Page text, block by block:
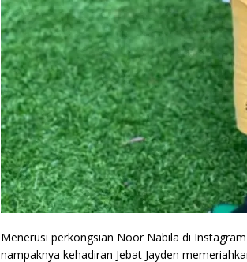
Menerusi perkongsian Noor Nabila di
nampaknya kehadiran Jebat Jayden